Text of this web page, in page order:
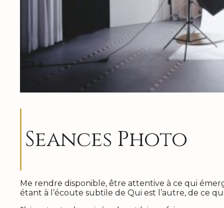
Seances Photo
Me rendre disponible, être attentive à ce qui
étant à l’écoute subtile de Qui est l’autre, de ce